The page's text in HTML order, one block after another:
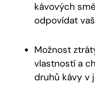
kávových
odpovídat
Možnost
vlastností⁣ a
druhů kávy‌ v